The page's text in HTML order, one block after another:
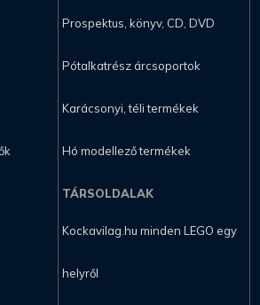
Prospektus, könyv, CD, DVD
Pótalkatrész árcsoportok
Karácsonyi, téli termékek
Hó modellező termékek
TÁRSOLDALAK
Kockavilag.hu minden LEGO egy
helyről